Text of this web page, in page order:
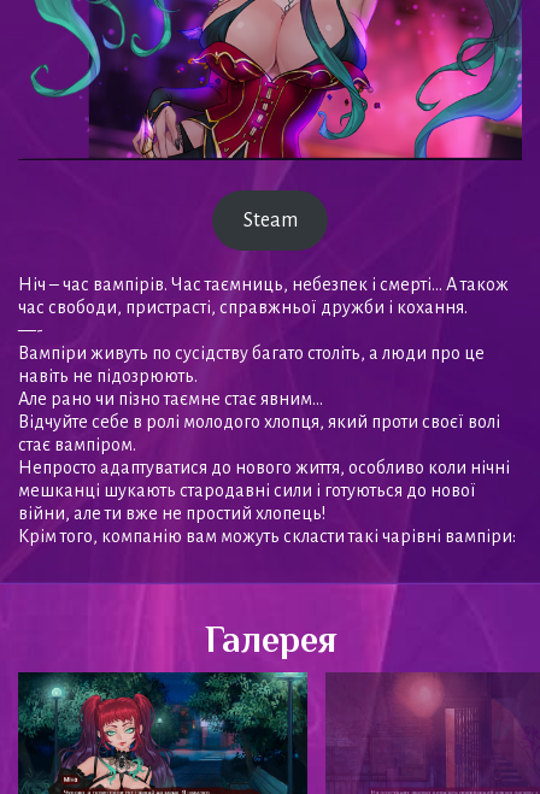
Steam
Ніч – час вампірів. Час таємниць, небезпек і смерті… А також
час свободи, пристрасті, справжньої дружби і кохання.
—-
Вампіри живуть по сусідству багато століть, а люди про це
навіть не підозрюють.
Але рано чи пізно таємне стає явним…
Відчуйте себе в ролі молодого хлопця, який проти своєї волі
стає вампіром.
Непросто адаптуватися до нового життя, особливо коли нічні
мешканці шукають стародавні сили і готуються до нової
війни, але ти вже не простий хлопець!
Крім того, компанію вам можуть скласти такі чарівні вампіри:
Галерея